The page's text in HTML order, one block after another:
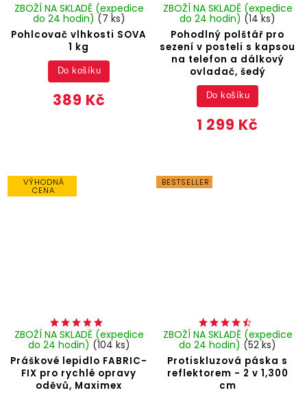
Pohlcovač vlhkosti SOVA
1 kg
ZBOŽÍ NA SKLADĚ (expedice
do 24 hodin) (7 ks)
389 Kč
Do košíku
Pohodlný polštář pro
sezení v posteli s kapsou
na telefon a dálkový
ovladač, šedý
ZBOŽÍ NA SKLADĚ (expedice
do 24 hodin) (14 ks)
1 299 Kč
Do košíku
VÝHODNÁ
CENA
Práškové lepidlo FABRIC-
FIX pro rychlé opravy
oděvů, Maximex
ZBOŽÍ NA SKLADĚ (expedice
do 24 hodin) (104 ks)
BESTSELLER
Protiskluzová páska s
reflektorem - 2 v 1,300
cm
ZBOŽÍ NA SKLADĚ (expedice
do 24 hodin) (52 ks)